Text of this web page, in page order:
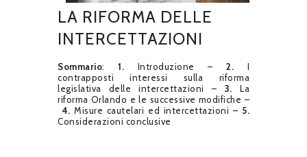
LA RIFORMA DELLE
INTERCETTAZIONI
Sommario: 1. Introduzione – 2. I
contrapposti interessi sulla riforma
legislativa delle intercettazioni – 3.La
riforma Orlando e le successive modifiche –
4.Misure cautelari ed intercettazioni – 5.
Considerazioni conclusive